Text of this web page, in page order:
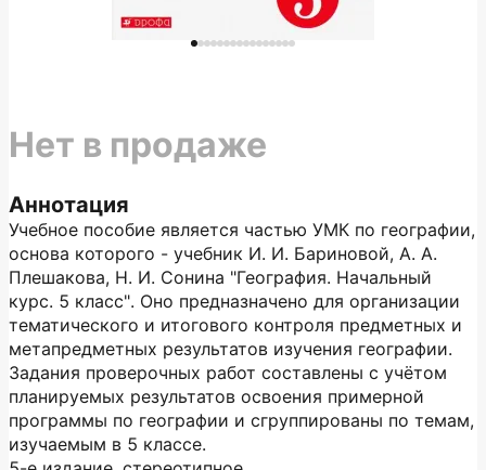
Аннотация
Учебное пособие является частью УМК по географии,
основа которого - учебник И. И. Бариновой, А. А.
Плешакова, Н. И. Сонина "География. Начальный
курс. 5 класс". Оно предназначено для организации
тематического и итогового контроля предметных и
метапредметных результатов изучения географии.
Задания проверочных работ составлены с учётом
планируемых результатов освоения примерной
программы по географии и сгруппированы по темам,
изучаемым в 5 классе.
Нет в продаже